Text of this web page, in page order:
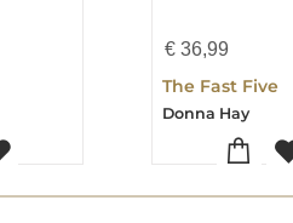
€ 36,99
The Fast Five
Donna Hay